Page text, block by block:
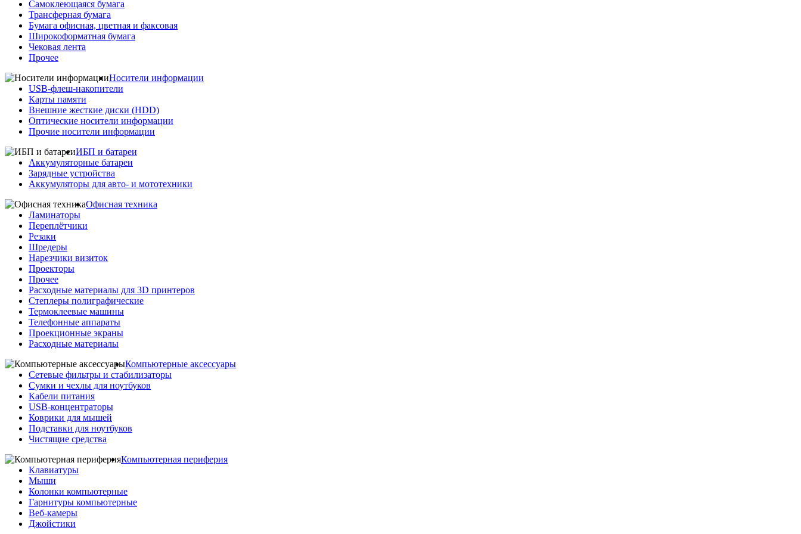
Самоклеющаяся бумага
Трансферная бумага
Бумага офисная, цветная и факсовая
Широкоформатная бумага
Чековая лента
Прочее
Носители информации
USB-флеш-накопители
Карты памяти
Внешние жесткие диски (HDD)
Оптические носители информации
Прочие носители информации
ИБП и батареи
Аккумуляторные батареи
Зарядные устройства
Аккумуляторы для авто- и мототехники
Офисная техника
Ламинаторы
Переплётчики
Резаки
Шредеры
Нарезчики визиток
Проекторы
Прочее
Расходные материалы для 3D принтеров
Степлеры полиграфические
Термоклеевые машины
Телефонные аппараты
Проекционные экраны
Расходные материалы
Компьютерные аксессуары
Сетевые фильтры и стабилизаторы
Сумки и чехлы для ноутбуков
Кабели питания
USB-концентраторы
Коврики для мышей
Подставки для ноутбуков
Чистящие средства
Компьютерная периферия
Клавиатуры
Мыши
Колонки компьютерные
Гарнитуры компьютерные
Веб-камеры
Джойстики